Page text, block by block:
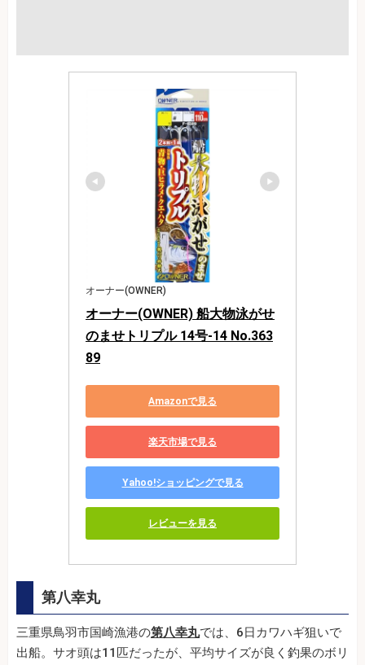
オーナー(OWNER)
オーナー(OWNER) 船大物泳がせ
のませトリプル 14号-14 No.363
89
Amazonで見る
楽天市場で見る
Yahoo!ショッピングで見る
レビューを見る
第八幸丸
三重県鳥羽市国崎漁港の第八幸丸では、6日カワハギ狙いで
出船。サオ頭は11匹だったが、平均サイズが良く釣果のボリ